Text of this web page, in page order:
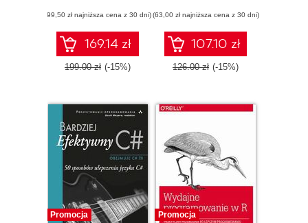
skalowalność
(99,50 zł najniższa cena z 30 dni)
169.14 zł
199.00 zł (-15%)
(63,00 zł najniższa cena z 30 dni)
107.10 zł
126.00 zł (-15%)
Promocja Promocja